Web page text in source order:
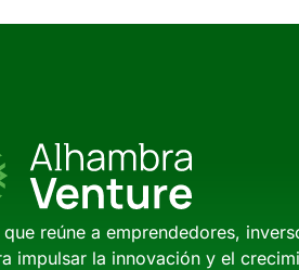
que reúne a emprendedores,
impulsar la innovación y el